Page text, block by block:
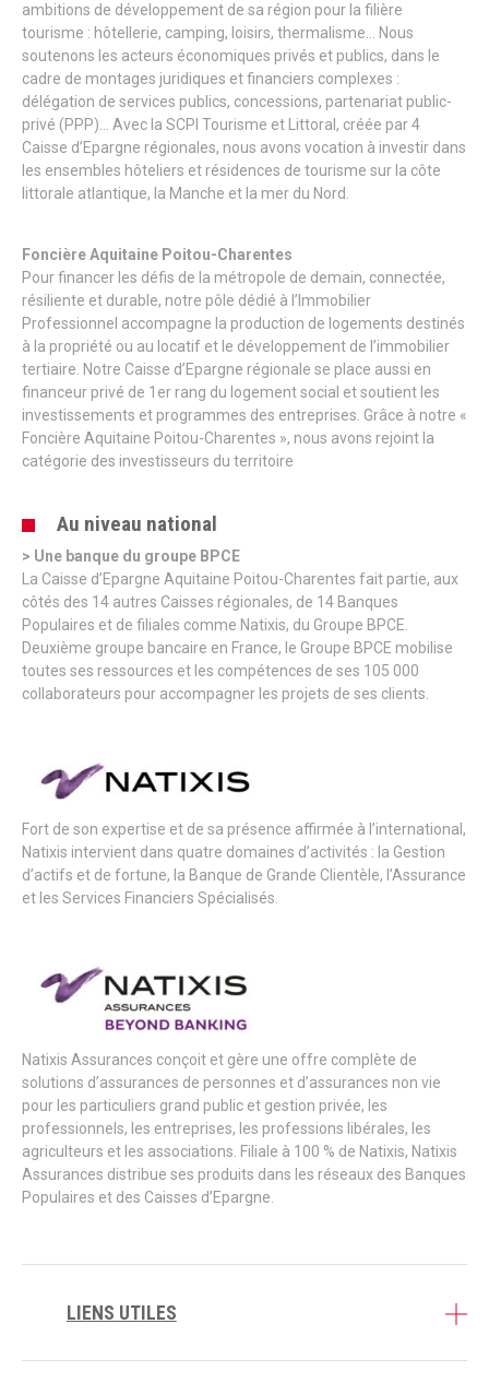
ambitions de développement de sa région pour la filière
tourisme : hôtellerie, camping, loisirs, thermalisme… Nous
soutenons les acteurs économiques privés et publics, dans le
cadre de montages juridiques et financiers complexes :
délégation de services publics, concessions, partenariat public-
privé (PPP)… Avec la SCPI Tourisme et Littoral, créée par 4
Caisse d’Epargne régionales, nous avons vocation à investir dans
les ensembles hôteliers et résidences de tourisme sur la côte
littorale atlantique, la Manche et la mer du Nord.
Foncière Aquitaine Poitou-Charentes
Pour financer les défis de la métropole de demain, connectée,
résiliente et durable, notre pôle dédié à l’Immobilier
Professionnel accompagne la production de logements destinés
à la propriété ou au locatif et le développement de l’immobilier
tertiaire. Notre Caisse d’Epargne régionale se place aussi en
financeur privé de 1er rang du logement social et soutient les
investissements et programmes des entreprises. Grâce à notre «
Foncière Aquitaine Poitou-Charentes », nous avons rejoint la
catégorie des investisseurs du territoire
Au niveau national
> Une banque du groupe BPCE
La Caisse d’Epargne Aquitaine Poitou-Charentes fait partie, aux
côtés des 14 autres Caisses régionales, de 14 Banques
Populaires et de filiales comme Natixis, du Groupe BPCE.
Deuxième groupe bancaire en France, le Groupe BPCE mobilise
toutes ses ressources et les compétences de ses 105 000
collaborateurs pour accompagner les projets de ses clients.
Fort de son expertise et de sa présence affirmée à l’international,
Natixis intervient dans quatre domaines d’activités : la Gestion
d’actifs et de fortune, la Banque de Grande Clientèle, l’Assurance
et les Services Financiers Spécialisés.
Natixis Assurances conçoit et gère une offre complète de
solutions d’assurances de personnes et d’assurances non vie
pour les particuliers grand public et gestion privée, les
professionnels, les entreprises, les professions libérales, les
agriculteurs et les associations. Filiale à 100 % de Natixis, Natixis
Assurances distribue ses produits dans les réseaux des Banques
Populaires et des Caisses d’Epargne.
LIENS UTILES